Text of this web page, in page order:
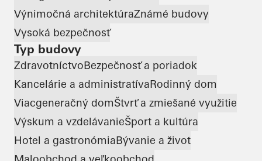
Výnimočná architektúraZnámé budovy
Vysoká bezpečnosť
Typ budovy
ZdravotníctvoBezpečnosť a poriadok
Kancelárie a administratívaRodinný dom
Viacgeneračný domŠtvrť a zmiešané využitie
Výskum a vzdelávanieŠport a kultúra
Hotel a gastronómiaBývanie a život